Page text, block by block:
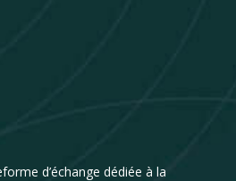
d’échange dédiée à la